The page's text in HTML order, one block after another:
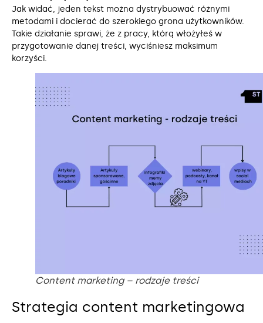
Jak widać, jeden tekst można dystrybuować różnymi
metodami i docierać do szerokiego grona użytkowników.
Takie działanie sprawi, że z pracy, którą włożyłeś w
przygotowanie danej treści, wyciśniesz maksimum
korzyści.
Content marketing – rodzaje treści
Strategia content marketingowa